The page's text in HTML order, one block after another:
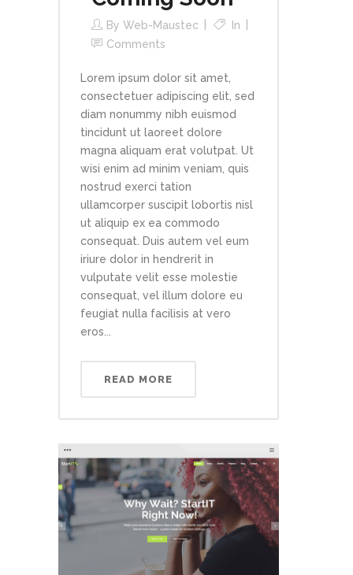
By Web-Maustec
In
Comments
Lorem ipsum dolor sit amet,
consectetuer adipiscing elit, sed
diam nonummy nibh euismod
tincidunt ut laoreet dolore
magna aliquam erat volutpat. Ut
wisi enim ad minim veniam, quis
nostrud exerci tation
ullamcorper suscipit lobortis nisl
ut aliquip ex ea commodo
consequat. Duis autem vel eum
iriure dolor in hendrerit in
vulputate velit esse molestie
consequat, vel illum dolore eu
feugiat nulla facilisis at vero
eros...
READ MORE